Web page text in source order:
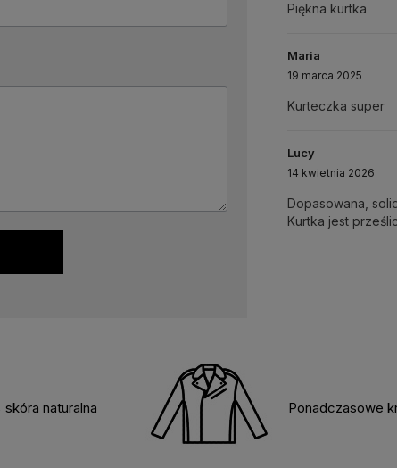
Piękna kurtka
Maria
19 marca 2025
Kurteczka super
Lucy
14 kwietnia 2026
Dopasowana,
Kurtka jest
skóra naturalna Ponadczasowe